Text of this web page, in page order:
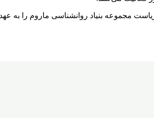
مجموعه بنیاد روانشناسی ماروم را به